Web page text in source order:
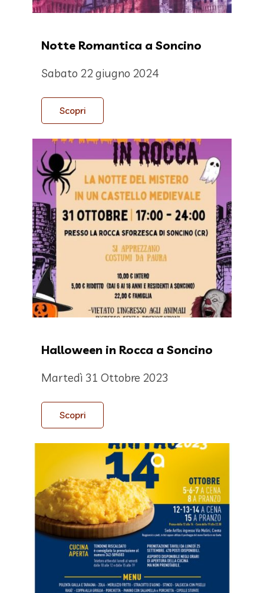
Notte Romantica a Soncino
Sabato 22 giugno 2024
Scopri
Halloween in Rocca a Soncino
Martedì 31 Ottobre 2023
Scopri